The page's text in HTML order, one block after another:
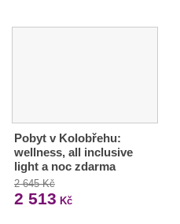
Pobyt v Kolobřehu:
wellness, all inclusive
light a noc zdarma
2 645 Kč
2 513 Kč